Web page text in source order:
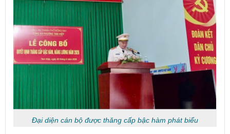
Đại diện cán bộ được thăng cấp bậc hàm phát biểu